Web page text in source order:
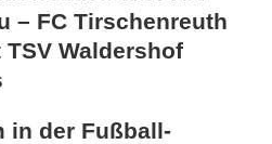
– FC Tirschenreuth
Waldershof
in der Fußball-